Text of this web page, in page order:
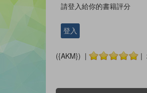
請登入給你的書籍評分
登入
({AKM}) | |